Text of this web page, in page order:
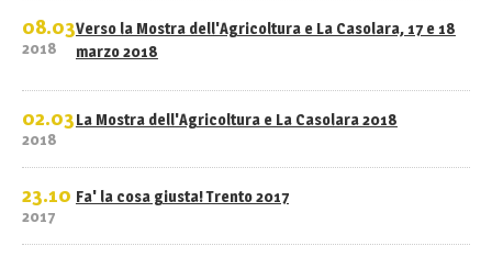
08.03
2018
Verso la Mostra dell'Agricoltura e La Casolara, 17 e 18
marzo 2018
02.03
2018
La Mostra dell'Agricoltura e La Casolara 2018
23.10
2017
Fa' la cosa giusta! Trento 2017